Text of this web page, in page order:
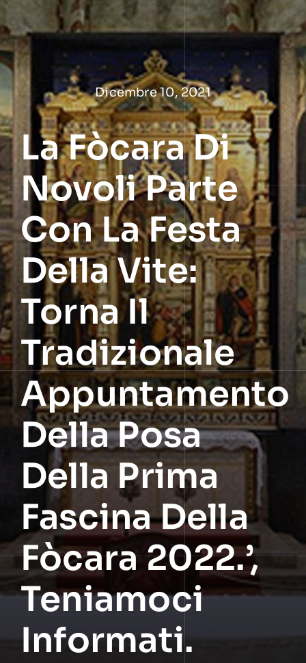
Salta
al
contenuto
Dicembre 10, 2021
La Fòcara Di
Novoli Parte
Con La Festa
Della Vite:
Torna Il
Tradizionale
Appuntamento
Della Posa
Della Prima
Fascina Della
Fòcara 2022.’,
Teniamoci
Informati.